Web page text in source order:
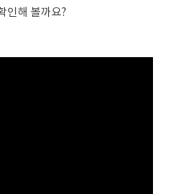
인해 볼까요?